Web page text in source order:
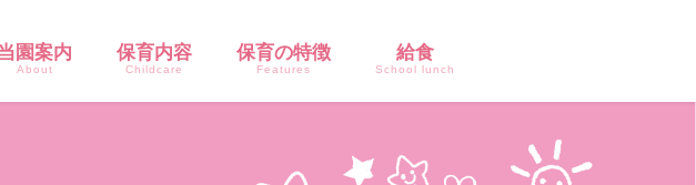
園案内
About
保育内容
Childcare
保育の特徴
Features
給食
School lunch